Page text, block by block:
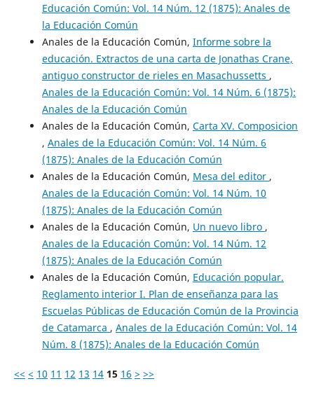
Educación Común: Vol. 14 Núm. 12 (1875): Anales de
la Educación Común
Anales de la Educación Común, Informe sobre la
educación. Extractos de una carta de Jonathas Crane,
antiguo constructor de rieles en Masachussetts ,
Anales de la Educación Común: Vol. 14 Núm. 6 (1875):
Anales de la Educación Común
Anales de la Educación Común, Carta XV. Composicion
, Anales de la Educación Común: Vol. 14 Núm. 6
(1875): Anales de la Educación Común
Anales de la Educación Común, Mesa del editor ,
Anales de la Educación Común: Vol. 14 Núm. 10
(1875): Anales de la Educación Común
Anales de la Educación Común, Un nuevo libro ,
Anales de la Educación Común: Vol. 14 Núm. 12
(1875): Anales de la Educación Común
Anales de la Educación Común, Educación popular.
Reglamento interior I. Plan de enseñanza para las
Escuelas Públicas de Educación Común de la Provincia
de Catamarca , Anales de la Educación Común: Vol. 14
Núm. 8 (1875): Anales de la Educación Común
<< < 10 11 12 13 14 15 16 > >>